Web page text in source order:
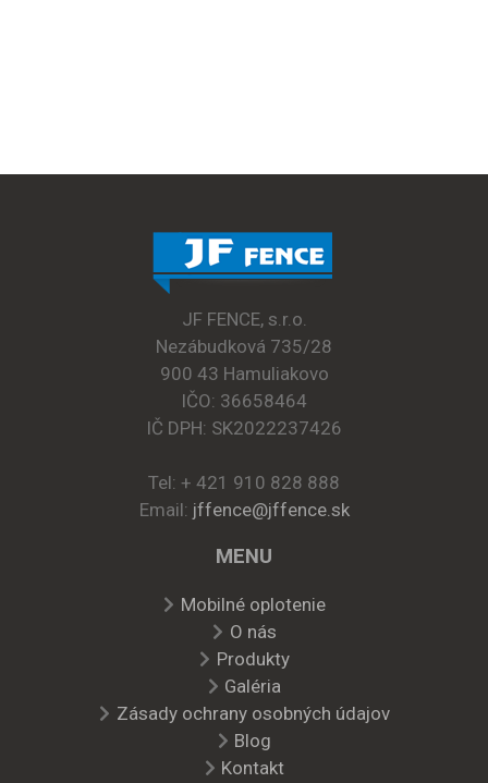
JF FENCE, s.r.o.
Nezábudková 735/28
900 43 Hamuliakovo
IČO: 36658464
IČ DPH: SK2022237426
Tel: + 421 910 828 888
Email: jffence@jffence.sk
MENU
Mobilné oplotenie
O nás
Produkty
Galéria
Zásady ochrany osobných údajov
Blog
Kontakt